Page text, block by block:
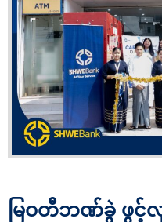
မြဝတီဘဏ်ခွဲ ဖွင့်